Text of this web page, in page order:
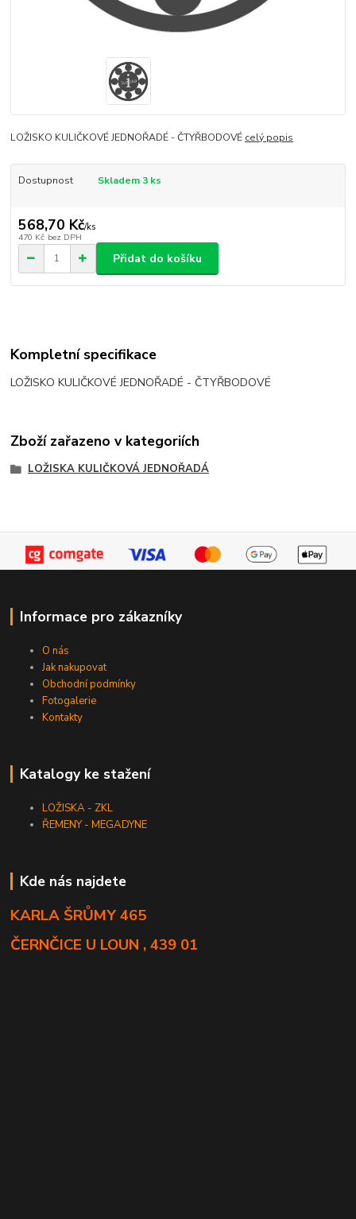
LOŽISKO KULIČKOVÉ JEDNOŘADÉ - ČTYŘBODOVÉ celý popis
Dostupnost Skladem 3 ks
568,70 Kč/ks
470 Kč bez DPH
Přidat do košíku
Kompletní specifikace
LOŽISKO KULIČKOVÉ JEDNOŘADÉ - ČTYŘBODOVÉ
Zboží zařazeno v kategoriích
LOŽISKA KULIČKOVÁ JEDNOŘADÁ
Informace pro zákazníky
O nás
Jak nakupovat
Obchodní podmínky
Fotogalerie
Kontakty
Katalogy ke stažení
LOŽISKA - ZKL
ŘEMENY - MEGADYNE
Kde nás najdete
KARLA ŠRŮMY 465
ČERNČICE U LOUN , 439 01